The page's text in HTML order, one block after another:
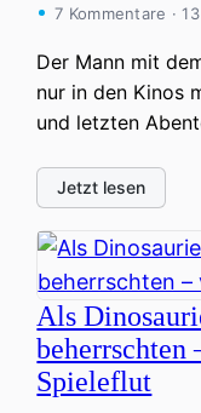
7 Kommentare ·
Der Mann mit
nur in den Kinos
und letzten
Jetzt lesen
Als
Spieleflut